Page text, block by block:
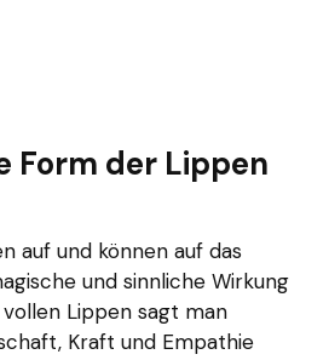
Form der Lippen
auf und können auf das
und sinnliche Wirkung
Lippen sagt man
Kraft und Empathie